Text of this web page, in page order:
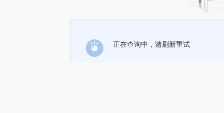
正在查询中，请刷新重试